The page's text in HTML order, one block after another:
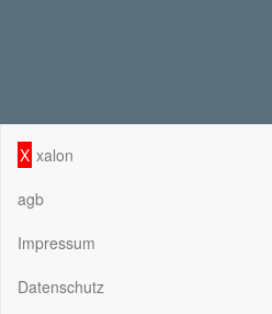
X xalon
agb
Impressum
Datenschutz